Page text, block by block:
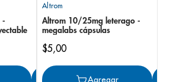
-
Agregar
Altrom
Altrom 10/25mg leterago -
megalabs cápsulas
$5,00
Agregar